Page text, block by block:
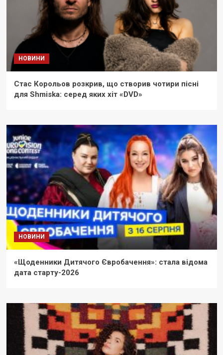
НОВИНИ
Стас Корольов розкрив, що створив чотири пісні
для Shmiska: серед яких хіт «DVD»
НОВИНИ
«Щоденники Дитячого Євробачення»: стала відома
дата старту-2026